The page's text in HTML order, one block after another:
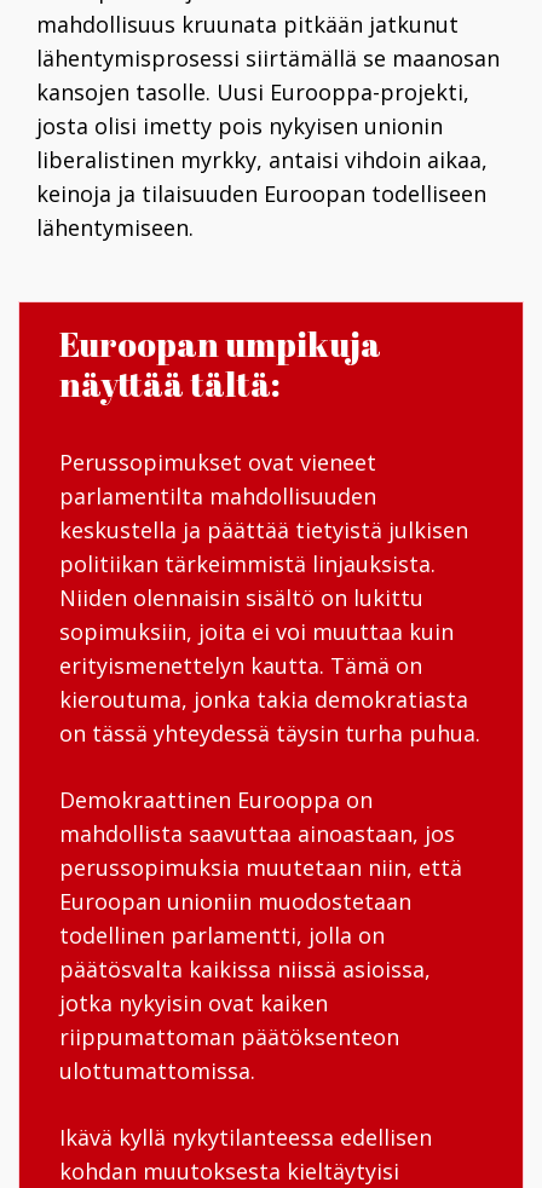
mahdollisuus kruunata pitkään jatkunut
lähentymisprosessi siirtämällä se maanosan
kansojen tasolle. Uusi Eurooppa-projekti,
josta olisi imetty pois nykyisen unio­nin
liberalistinen myrkky, antaisi vihdoin aikaa,
keinoja ja tilaisuuden Euroopan todelliseen
lähentymiseen.
Euroopan umpikuja
näyttää tältä:
Perussopimukset ovat vieneet
parlamentilta mahdollisuuden
keskustella ja päättää tietyistä julkisen
politiikan tärkeimmistä linjauksista.
Niiden olennaisin sisältö on lukittu
sopimuksiin, joita ei voi muuttaa kuin
erityismenettelyn kautta. Tämä on
kieroutuma, jonka takia demokratiasta
on tässä yhteydessä täysin turha puhua.
Demokraattinen Eurooppa on
mahdollista saavuttaa ainoastaan, jos
perussopimuksia muutetaan niin, että
Euroopan unioniin muodostetaan
todellinen parlamentti, jolla on
päätösvalta kaikissa niissä asioissa,
jotka nykyisin ovat kaiken
riippumattoman päätöksenteon
ulottumattomissa.
Ikävä kyllä nykytilanteessa edellisen
kohdan muutoksesta kieltäytyisi